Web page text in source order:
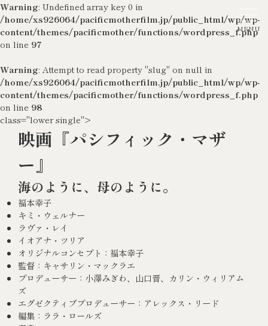
Warning: Undefined array key 0 in
/home/xs926064/pacificmotherfilm.jp/public_html/wp/wp-
content/themes/pacificmother/functions/wordpress_f.php
on line 97
Warning: Attempt to read property "slug" on null in
/home/xs926064/pacificmotherfilm.jp/public_html/wp/wp-
content/themes/pacificmother/functions/wordpress_f.php
on line 98
class="lower single">
映画『パシフィック・マザ
ー』
海のように、母のように。
福本幸子
キミ・ウェルナー
ラヴァ・レイ
イオアナ・ツリア
オリジナルコンセプト：福本幸子
監督：キャサリン・マックラエ
プロデューサー：小澤みぎわ、山口晋、カリン・ウィリアム
ズ
エグゼクティブプロデューサー：アレックス・リード
編集：ララ・ロールズ